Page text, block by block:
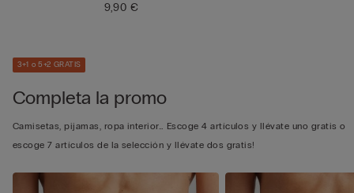
9,90 €
3+1 o 5+2 GRATIS
Completa la promo
Camisetas, pijamas, ropa interior… Escoge 4 artículos y llévate uno gratis o
escoge 7 artículos de la selección y llévate dos gratis!